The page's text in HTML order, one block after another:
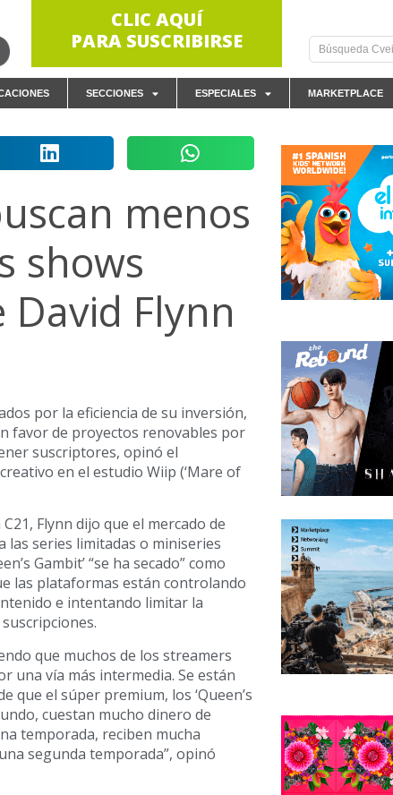
CLIC AQUÍ
PARA SUSCRIBIRSE
SECCIONES ESPECIALES MARKETPLACE
menos
shows
David Flynn
por la eficiencia de su inversión,
favor de proyectos renovables por
suscriptores, opinó el
en el estudio Wiip (‘Mare of
Flynn dijo que el mercado de
las series limitadas o miniseries
Gambit’ “se ha secado” como
las plataformas están controlando
e intentando limitar la
que muchos de los streamers
una vía más intermedia. Se están
que el súper premium, los ‘Queen’s
cuestan mucho dinero de
temporada, reciben mucha
segunda temporada”, opinó